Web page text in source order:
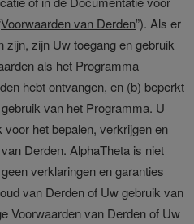
Voorwaarden van Derden”). Als er
zijn, zijn Uw toegang en gebruik
als het Programma
hebt ontvangen, en (b) beperkt
van het Programma. U
het bepalen, verkrijgen en
Derden. AlphaTheta is niet
verklaringen en garanties
van Derden of Uw gebruik van
Voorwaarden van Derden of Uw